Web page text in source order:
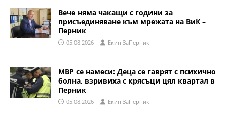
Вече няма чакащи с години за
присъединяване към мрежата на ВиК –
Перник
05.08.2026 Eкип ЗаПерник
МВР се намеси: Деца се гаврят с психично
болна, взривиха с крясъци цял квартал в
Перник
05.08.2026 Eкип ЗаПерник